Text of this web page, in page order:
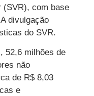
(SVR), com base
divulgação
do SVR.
52,6 milhões de
não
de R$ 8,03
e